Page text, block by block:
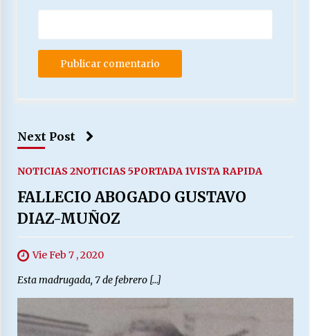
Next Post
NOTICIAS 2NOTICIAS 5PORTADA 1VISTA RAPIDA
FALLECIO ABOGADO GUSTAVO
DIAZ-MUÑOZ
Vie Feb 7 , 2020
Esta madrugada, 7 de febrero […]